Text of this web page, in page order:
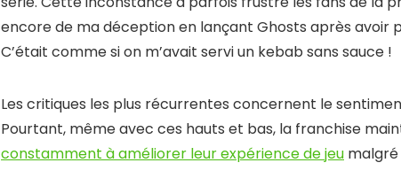
encore de ma déception en lançant Ghosts après avoir
C’était comme si on m’avait servi un kebab sans sauce !
Les critiques les plus récurrentes concernent le
Pourtant, même avec ces hauts et bas, la franchise
constamment à améliorer leur expérience de jeu